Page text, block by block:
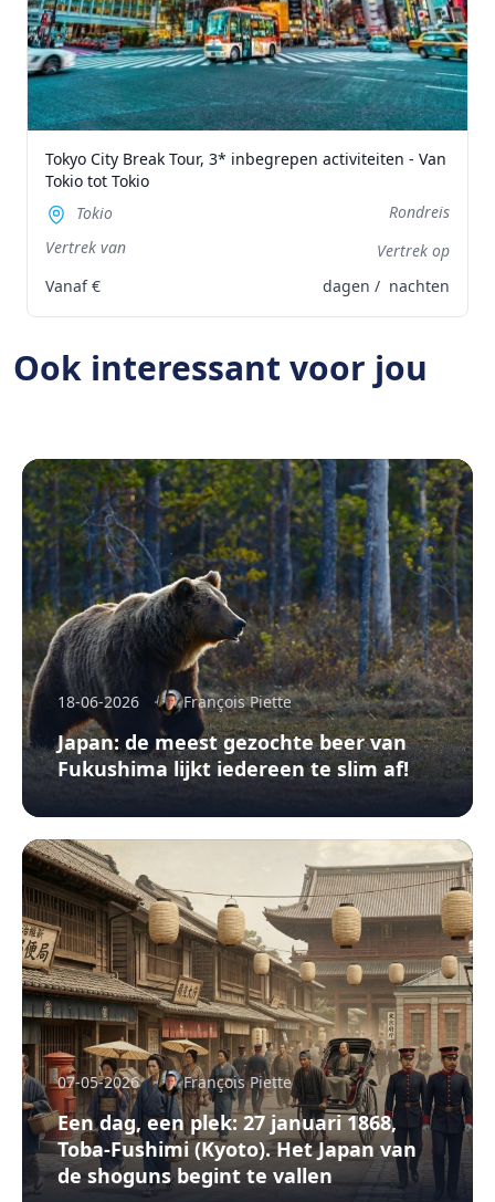
Tokyo City Break Tour, 3* inbegrepen activiteiten - Van
Tokio tot Tokio
Tokio
Rondreis
Vertrek van
Vertrek op
Vanaf€ dagen / nachten
Ook interessant voor jou
18-06-2026 François Piette
Japan: de meest gezochte beer van
Fukushima lijkt iedereen te slim af!
07-05-2026 François Piette
Een dag, een plek: 27 januari 1868,
Toba-Fushimi (Kyoto). Het Japan van
de shoguns begint te vallen